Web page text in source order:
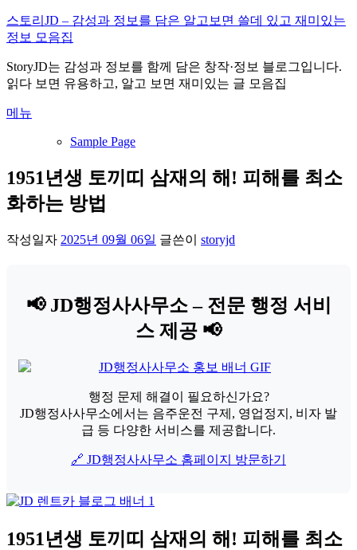
내
용
로
바
가
스토리JD – 감성과 정보를 담은 알고보면 쓸데 있고 재미있는
정보 모음집
StoryJD는 감성과 정보를 함께 담은 창작·정보 블로그입니다.
읽다 보면 유용하고, 알고 보면 재미있는 글 모음집
메뉴
Sample Page
1951년생 토끼띠 삼재의 해! 피해를 최소
화하는 방법
작성일자 2025년 09월 06일 글쓴이 storyjd
📢 JD행정사사무소 – 전문 행정 서비
스 제공 📢
행정 문제 해결이 필요하신가요?
JD행정사사무소에서는 음주운전 구제, 영업정지, 비자 발
급 등 다양한 서비스를 제공합니다.
🔗 JD행정사사무소 홈페이지 방문하기
1951년생 토끼띠 삼재의 해! 피해를 최소